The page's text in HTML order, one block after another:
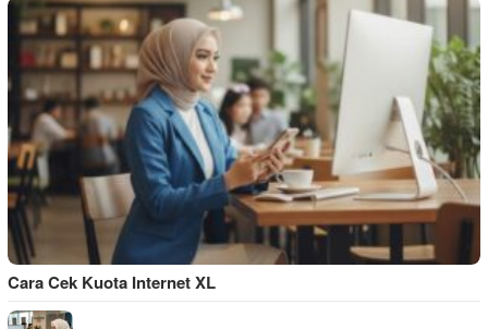
Cara Cek Kuota Internet XL